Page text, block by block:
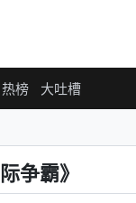
热榜 大吐槽
争霸》